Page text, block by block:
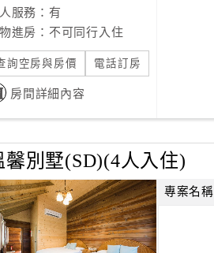
服務：有
進房：不可同行入住
詢空房與房價 電話訂房
房間詳細內容
馨別墅(SD)(4人入住)
專案名稱